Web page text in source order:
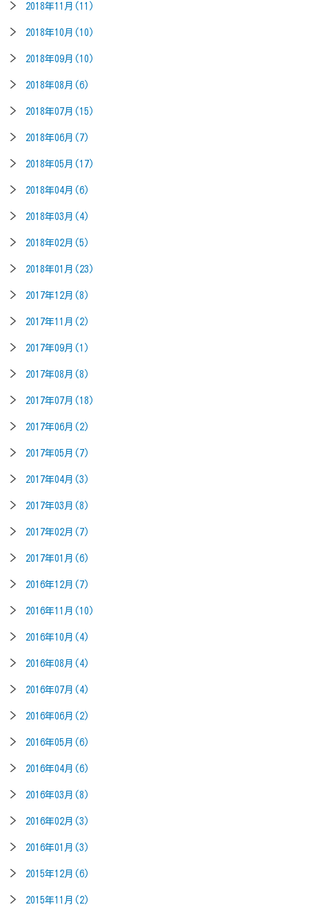
2018年11月(11)
2018年10月(10)
2018年09月(10)
2018年08月(6)
2018年07月(15)
2018年06月(7)
2018年05月(17)
2018年04月(6)
2018年03月(4)
2018年02月(5)
2018年01月(23)
2017年12月(8)
2017年11月(2)
2017年09月(1)
2017年08月(8)
2017年07月(18)
2017年06月(2)
2017年05月(7)
2017年04月(3)
2017年03月(8)
2017年02月(7)
2017年01月(6)
2016年12月(7)
2016年11月(10)
2016年10月(4)
2016年08月(4)
2016年07月(4)
2016年06月(2)
2016年05月(6)
2016年04月(6)
2016年03月(8)
2016年02月(3)
2016年01月(3)
2015年12月(6)
2015年11月(2)